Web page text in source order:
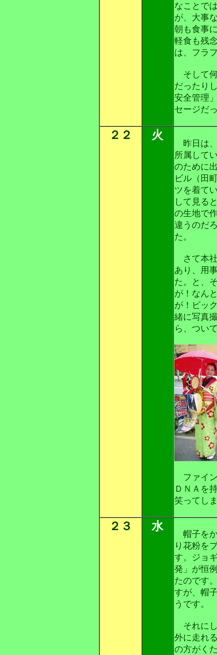
なことで
が、大事
朝も食事
軽食も残
は、フラ
そして何
だったり
安全管理
セージだ
２２ 火
昨日は、
所属して
のために
ビル（田
ツを着て
して見る
の生地で
違うのだ
た。
さて本社
あり、用
た。と、
が！なん
が！ビッ
緒に写真
ら、つい
ファイン
ＤＮＡを
笑ってし
２３ 水
帽子をか
り花粉を
す。ジョ
発」が恒
たのです
すが、帽
うです。
それにし
外に走れ
の方がく